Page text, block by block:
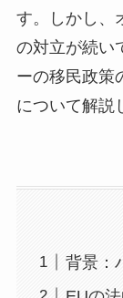
す。しかし、
の対立が続い
ーの移民政策
について解説
背景：